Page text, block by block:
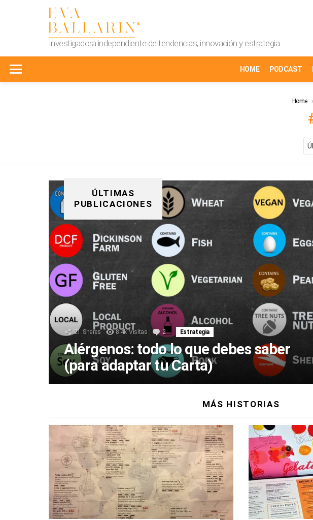
Investigadora independiente de tendencias, innovación y estrategia.
HOME PODCAST
Home
ÚLTIMAS
PUBLICACIONES
21 Shares 8.4k Visitas 2 Comentarios
Estrategia
Alérgenos: todo lo que debes saber
(para adaptar tu Carta)
MÁS HISTORIAS